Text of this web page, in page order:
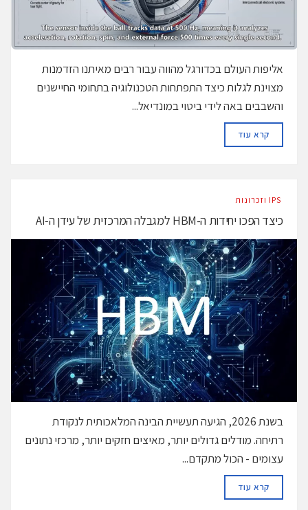
אליפות העולם בכדורגל מהווה עבור רבים מאיתנו הזדמנות
מצוינת לגלות כיצד התפתחות הטכנולוגיה בתחומי החיישנים
והשבבים באה לידי ביטוי במונדיאל...
קרא עודDETAILS
כיצד הפכו יחידות ה-HBM למגבלה המרכזית של עידן ה‑AI
בשנת 2026, הגיעה תעשיית הבינה המלאכותית לנקודת
רתיחה. מודלים גדולים יותר, מאיצים חזקים יותר, מרכזי נתונים
עצומים - הכול מתקדם...
קרא עודDETAILS